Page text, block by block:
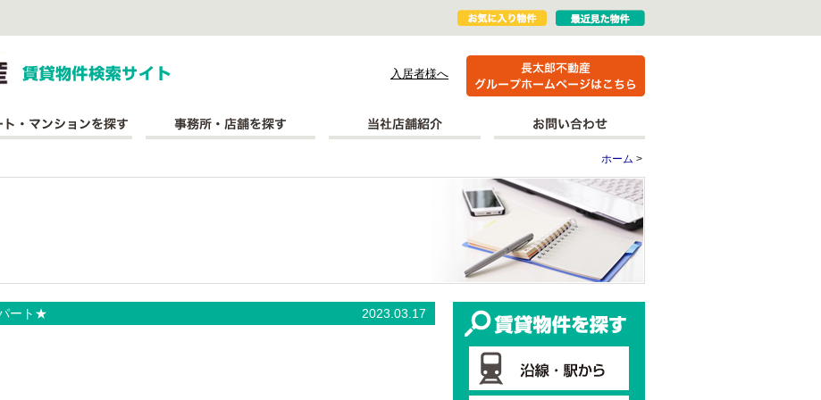
入居者様へ
ホーム >
ート★ 2023.03.17